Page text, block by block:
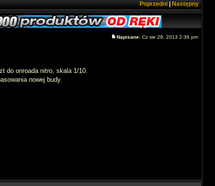
Poprzedni Następny
Napisane: Cz sie 29, 2013 2:36 pm
do onroada nitro, skala 1/10.
nowej budy.